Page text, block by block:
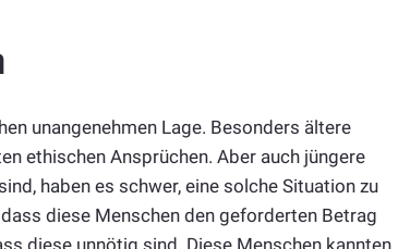
unangenehmen Lage. Besonders ältere
ethischen Ansprüchen. Aber auch jüngere
haben es schwer, eine solche Situation zu
diese Menschen den geforderten Betrag